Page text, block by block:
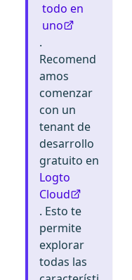
todo en
uno
.
Recomend
amos
comenzar
con un
tenant de
desarrollo
gratuito en
Logto
Cloud
. Esto te
permite
explorar
todas las